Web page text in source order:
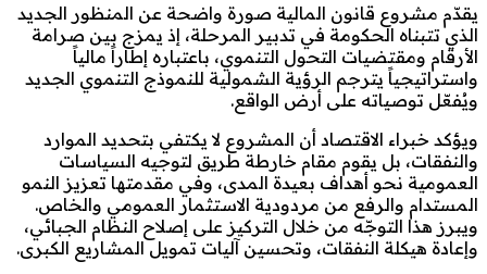
يقدّم مشروع قانون المالية صورة واضحة عن المنظور الجديد
الذي تتبناه الحكومة في تدبير المرحلة، إذ يمزج بين صرامة
الأرقام ومقتضيات التحول التنموي، باعتباره إطاراً مالياً
واستراتيجياً يترجم الرؤية الشمولية للنموذج التنموي الجديد
ويُفعّل توصياته على أرض الواقع.
ويؤكد خبراء الاقتصاد أن المشروع لا يكتفي بتحديد الموارد
والنفقات، بل يقوم مقام خارطة طريق لتوجيه السياسات
العمومية نحو أهداف بعيدة المدى، وفي مقدمتها تعزيز النمو
المستدام والرفع من مردودية الاستثمار العمومي والخاص.
ويبرز هذا التوجّه من خلال التركيز على إصلاح النظام الجبائي،
وإعادة هيكلة النفقات، وتحسين آليات تمويل المشاريع الكبرى.